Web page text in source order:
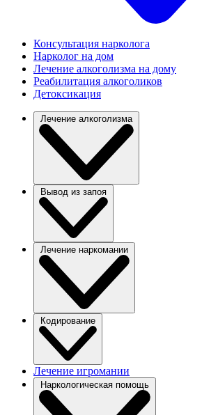
Консультация нарколога
Нарколог на дом
Лечение алкоголизма на дому
Реабилитация алкоголиков
Детоксикация
Лечение алкоголизма
Вывод из запоя
Лечение наркомании
Кодирование
Лечение игромании
Наркологическая помощь